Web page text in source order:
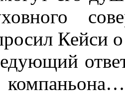
Кейси